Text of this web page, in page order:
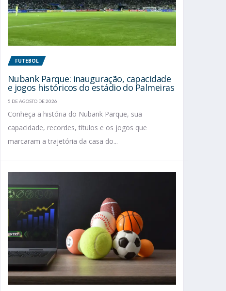
FUTEBOL
Nubank Parque: inauguração, capacidade
e jogos históricos do estádio do Palmeiras
5 DE AGOSTO DE 2026
Conheça a história do Nubank Parque, sua
capacidade, recordes, títulos e os jogos que
marcaram a trajetória da casa do...